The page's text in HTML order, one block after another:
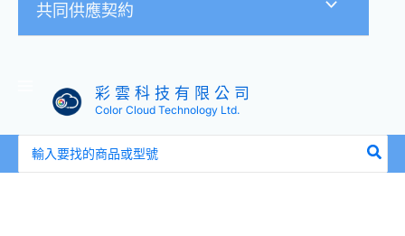
共同供應契約
彩 雲 科 技 有 限 公 司
Color Cloud Technology Ltd.
尋：